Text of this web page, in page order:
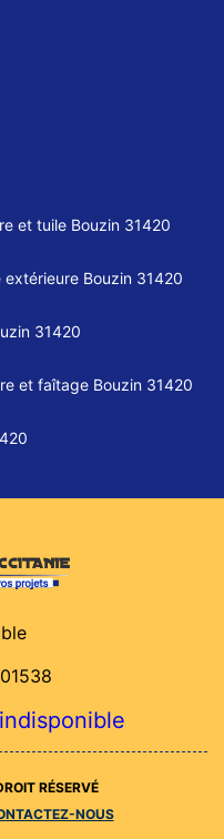
et tuile Bouzin 31420
Bouzin 31420
31420
et faîtage Bouzin 31420
indisponible
RÉSERVÉ
NOUS